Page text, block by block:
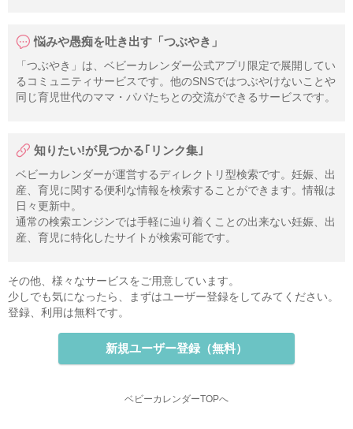
悩みや愚痴を吐き出す「つぶやき」
「つぶやき」は、ベビーカレンダー公式アプリ限定で展開してい
るコミュニティサービスです。他のSNSではつぶやけないことや
同じ育児世代のママ・パパたちとの交流ができるサービスです。
知りたい!が見つかる｢リンク集｣
ベビーカレンダーが運営するディレクトリ型検索です。妊娠、出
産、育児に関する便利な情報を検索することができます。情報は
日々更新中。
通常の検索エンジンでは手軽に辿り着くことの出来ない妊娠、出
産、育児に特化したサイトが検索可能です。
その他、様々なサービスをご用意しています。
少しでも気になったら、まずはユーザー登録をしてみてください。
登録、利用は無料です。
新規ユーザー登録（無料）
ベビーカレンダーTOPへ